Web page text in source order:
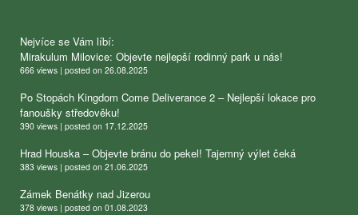
Nejvíce se Vám líbí:
Mirakulum Milovice: Objevte nejlepší rodinný park u nás!
666 views | posted on 26.08.2025
Po Stopách Kingdom Come Deliverance 2 – Nejlepší lokace pro
fanoušky středověku!
390 views | posted on 17.12.2025
Hrad Houska – Objevte bránu do pekel! Tajemný výlet čeká
383 views | posted on 21.06.2025
Zámek Benátky nad Jizerou
378 views | posted on 01.08.2023